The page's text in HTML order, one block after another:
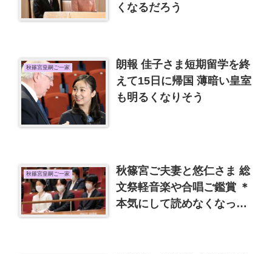
くなるだろう
秋篠宮皇嗣ご一家
朗報 佳子さま短期留学を終
えて15日に帰国 薄暗い皇室
も明るくなりそう
秋篠宮皇嗣ご一家
秋篠宮ご夫妻と悠仁さま 総
文祭軽音楽や合唱ご鑑賞 ＊
本気にして読めなくなった